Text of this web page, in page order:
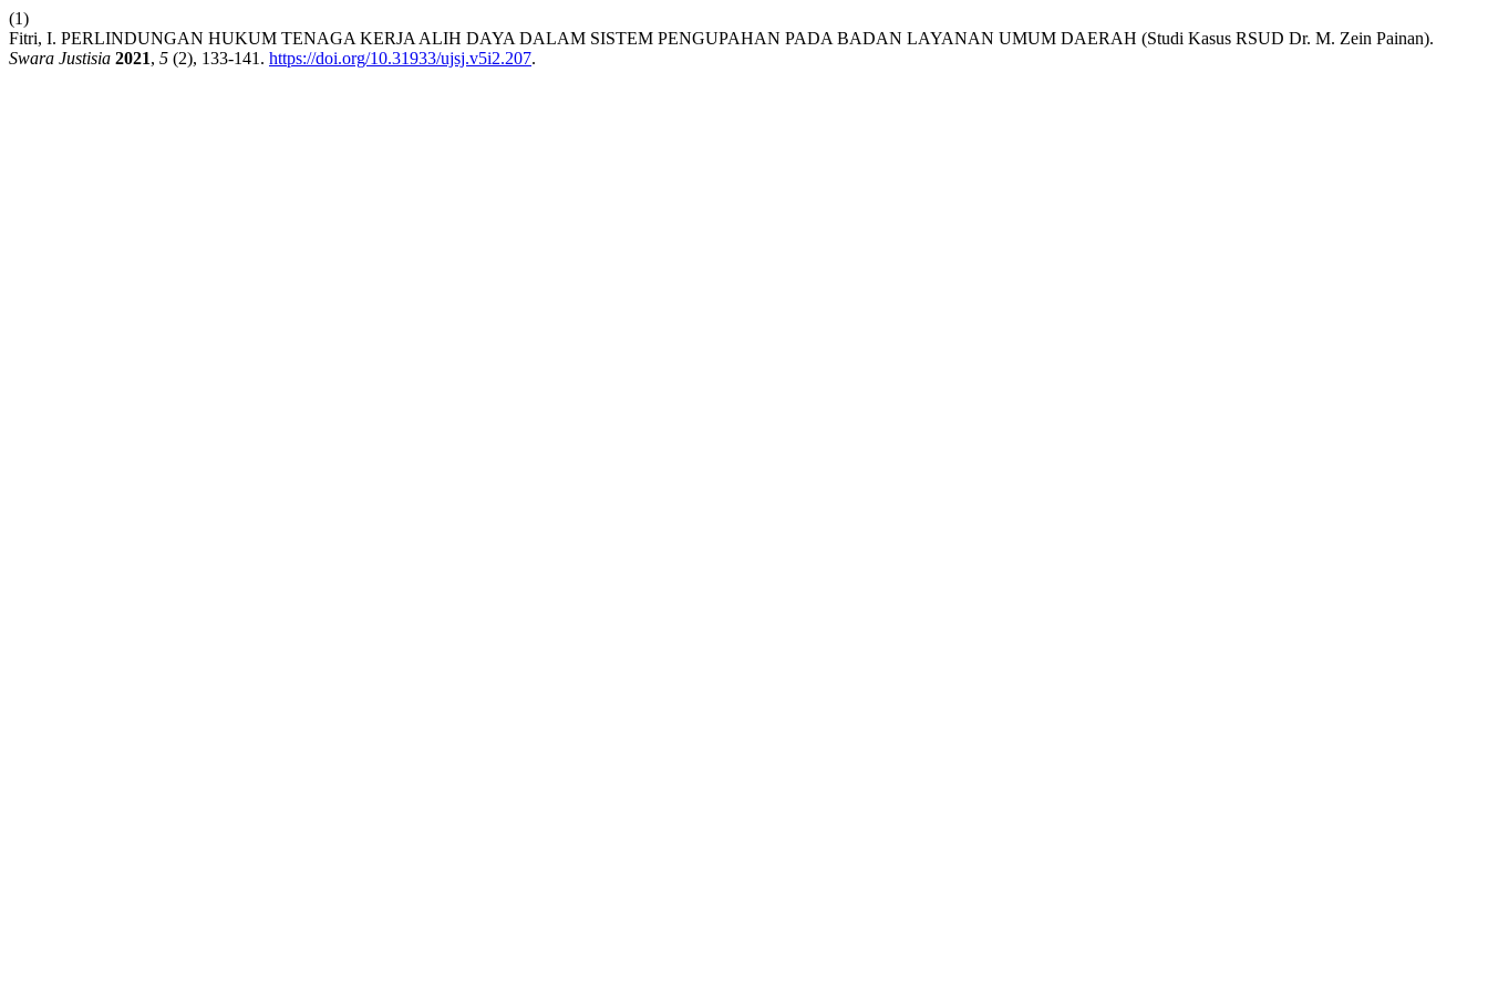
(1)
Fitri, I. PERLINDUNGAN HUKUM TENAGA KERJA ALIH DAYA DALAM SISTEM PENGUPAHAN PADA BADAN LAYANAN UMUM DAERAH (Studi Kasus RSUD Dr. M. Zein Painan).
Swara Justisia 2021, 5 (2), 133-141. https://doi.org/10.31933/ujsj.v5i2.207.